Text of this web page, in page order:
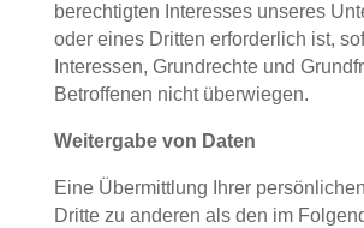
berechtigten Interesses unseres
oder eines Dritten erforderlich ist,
Interessen, Grundrechte und
Betroffenen nicht überwiegen.
Weitergabe von Daten
Eine Übermittlung Ihrer
Dritte zu anderen als den im